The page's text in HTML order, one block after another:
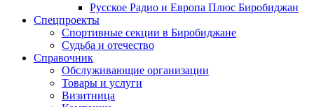
Русское Радио и Европа Плюс Биробиджан
Спецпроекты
Спортивные секции в Биробиджане
Судьба и отечество
Справочник
Обслуживающие организации
Товары и услуги
Визитница